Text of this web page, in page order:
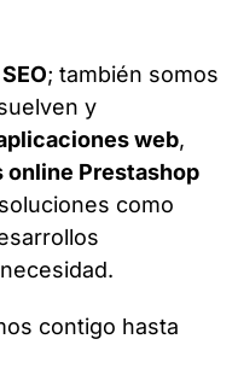
; también somos
y
web,
online Prestashop
como
contigo hasta